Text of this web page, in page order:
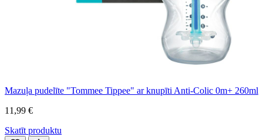
Mazuļa pudelīte "Tommee Tippee" ar knupīti Anti-Colic 0m+ 260ml
11,99 €
Skatīt produktu